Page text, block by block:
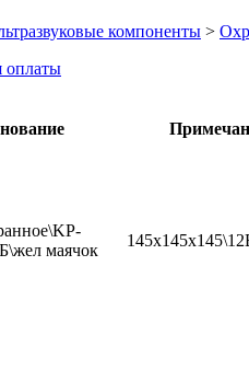
компоненты >
оплаты
маячок